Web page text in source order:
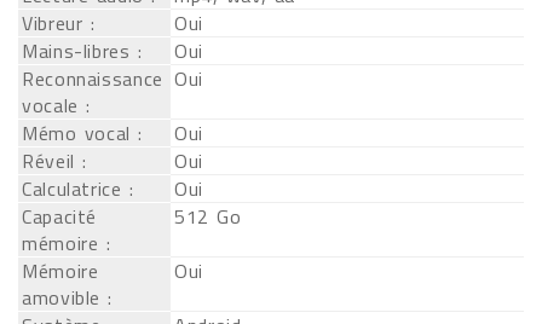
Vibreur :
Oui
Mains-libres :
Oui
Reconnaissance
vocale :
Oui
Mémo vocal :
Oui
Réveil :
Oui
Calculatrice :
Oui
Capacité
mémoire :
512 Go
Mémoire
amovible :
Oui